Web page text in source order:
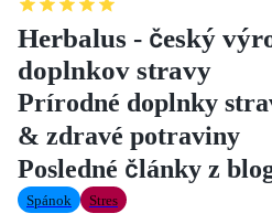
Herbalus - český
doplnkov stravy
Prírodné doplnky
& zdravé potraviny
Posledné články z
Spánok Stres